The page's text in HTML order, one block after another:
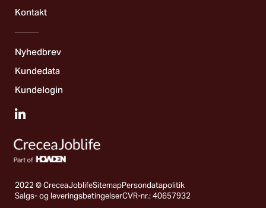
Kontakt
Nyhedbrev
Kundedata
Kundelogin
2022 © CreceaJoblifeSitemapPersondatapolitik
Salgs- og leveringsbetingelserCVR-nr.: 40657932